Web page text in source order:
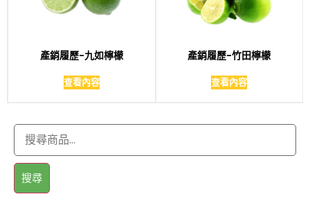
產銷履歷-九如檸檬
查看內容
產銷履歷-竹田檸檬
查看內容
搜尋